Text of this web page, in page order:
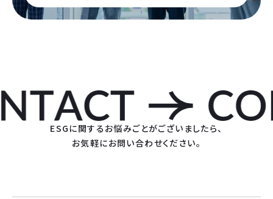
ESGに関するお悩みごとがございましたら、
お気軽にお問い合わせください。